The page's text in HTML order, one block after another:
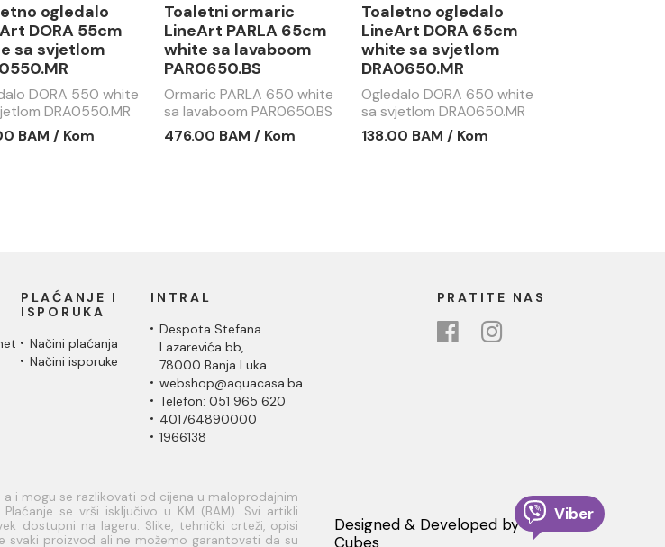
ogledalo
DORA 55cm
sa svjetlom
DORA 550 white
DRA0550.MR
BAM / Kom
Toaletni ormaric
LineArt PARLA 65cm
white sa lavaboom
PAR0650.BS
Ormaric PARLA 650 white
sa lavaboom PAR0650.BS
476.00 BAM / Kom
Toaletno ogledalo
LineArt DORA 65cm
white sa svjetlom
DRA0650.MR
Ogledalo DORA 650 white
sa svjetlom DRA0650.MR
138.00 BAM / Kom
Viber
PLAĆANJE I
ISPORUKA
Načini plaćanja
Načini isporuke
INTRAL
Despota Stefana
Lazarevića bb,
78000 Banja Luka
webshop@aquacasa.ba
Telefon: 051 965 620
401764890000
1966138
PRATITE NAS
a i mogu se razlikovati od cijena u maloprodajnim
se vrši isključivo u KM (BAM). Svi artikli
dostupni na lageru. Slike, tehnički crteži, opisi
proizvod ali ne možemo garantovati da su
Designed & Developed by
Cubes